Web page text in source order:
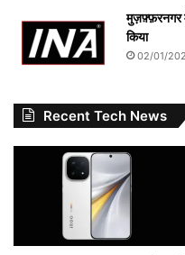
मुज़फ़्फ़रनगर
किया
02/01/
Recent Tech News